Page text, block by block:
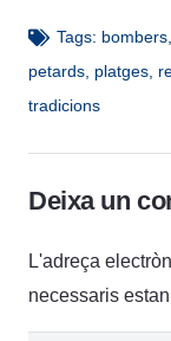
Tags: bombers,
petards platges
tradicions
Deixa un
L'adreça
necessaris